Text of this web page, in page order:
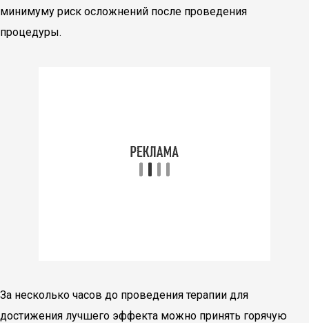
минимуму риск осложнений после проведения
процедуры.
За несколько часов до проведения терапии для
достижения лучшего эффекта можно принять горячую